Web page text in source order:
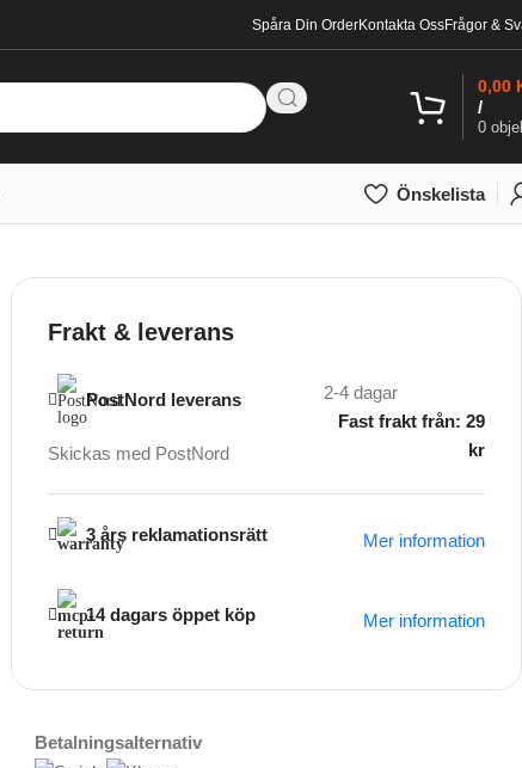
Spåra Din OrderKontakta OssFrågor &
0
/
0,00
Önskelista
Frakt & leverans
PostNord leverans
Skickas med PostNord
2-4 dagar
Fast frakt från: 29
kr
3 års reklamationsrätt Mer information
14 dagars öppet köp Mer information
Betalningsalternativ